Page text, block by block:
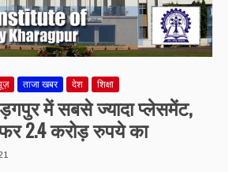
ताजा खबर देश शिक्षा
में सबसे ज्यादा प्लेसमेंट,
2.4 करोड़ रुपये का